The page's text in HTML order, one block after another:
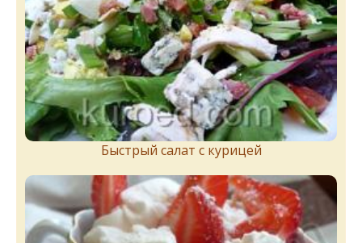
Быстрый салат с курицей